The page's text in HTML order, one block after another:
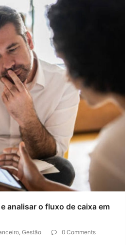
analisar o fluxo de caixa em
,Gestão 0 Comments